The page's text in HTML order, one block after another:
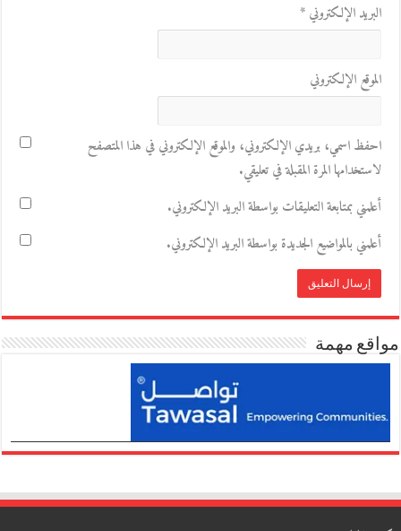
البريد الإلكتروني*
الموقع الإلكتروني
احفظ اسمي، بريدي الإلكتروني، والموقع الإلكتروني في هذا المتصفح
لاستخدامها المرة المقبلة في تعليقي.
أعلمني بمتابعة التعليقات بواسطة البريد الإلكتروني.
أعلمني بالمواضيع الجديدة بواسطة البريد الإلكتروني.
مواقع مهمة